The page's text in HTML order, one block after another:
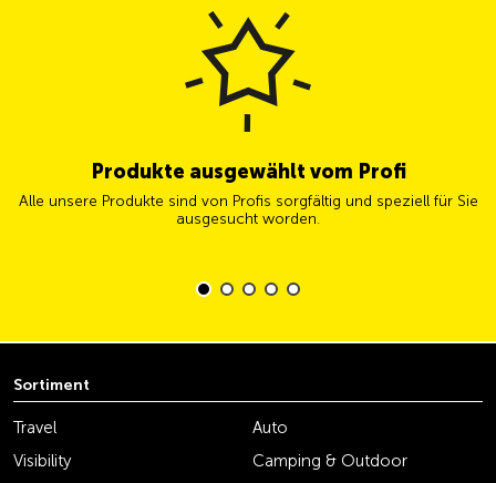
Produkte ausgewählt vom Profi
Alle unsere Produkte sind von Profis sorgfältig und speziell für Sie
ausgesucht worden.
Sortiment
Travel
Auto
Visibility
Camping & Outdoor